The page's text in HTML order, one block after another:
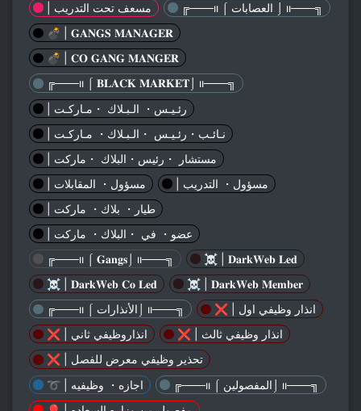
| مسعف تحت التدريب
╔───ıı ⌠ العصابات ⌡ ıı───╗
💣 | 𝐆𝐀𝐍𝐆𝐒 𝐌𝐀𝐍𝐀𝐆𝐄𝐑
💣 | 𝐂𝐎 𝐆𝐀𝐍𝐆 𝐌𝐀𝐍𝐆𝐄𝐑
╔───ıı ⌠ 𝐁𝐋𝐀𝐂𝐊 𝐌𝐀𝐑𝐊𝐄𝐓⌡ ıı───╗
| رئـيـس・ الـبـلاك ・مـاركـت
| نـائـب・رئـيـس ・الـبـلاك・ مـاركـت
| مستشار ・رئيس・البلاك ・ماركت
| مسؤول・ المقابلات
| مسؤول・ التدريب
| طيار・ بلاك・ ماركت
| عضو・ في ・البلاك・ ماركت
╔───ıı ⌠ 𝐆𝐚𝐧𝐠𝐬⌡ ıı───╗
☠️ | 𝐃𝐚𝐫𝐤𝐖𝐞𝐛 𝐋𝐞𝐝
☠️ | 𝐃𝐚𝐫𝐤𝐖𝐞𝐛 𝐂𝐨 𝐋𝐞𝐝
☠️ | 𝐃𝐚𝐫𝐤𝐖𝐞𝐛 𝐌𝐞𝐦𝐛𝐞𝐫
╔───ıı ⌠ الأنذارات⌡ ıı───╗
❌ | انذار وظيفي اول
❌ | انذاروظيفي ثاني
❌ | انذار وظيفي ثالث
❌ | تحذير وظيفي معرض للفصل
➰ | اجازه・ وظيفيه
╔───ıı ⌠ المفصولين⌡ ıı───╗